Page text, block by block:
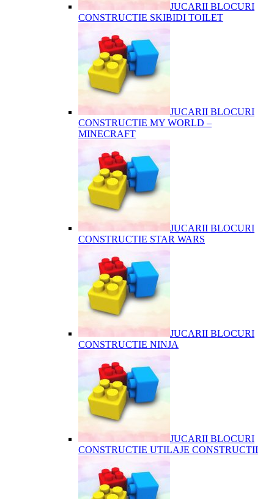
JUCARII BLOCURI
CONSTRUCTIE SKIBIDI TOILET
JUCARII BLOCURI
CONSTRUCTIE MY WORLD –
MINECRAFT
JUCARII BLOCURI
CONSTRUCTIE STAR WARS
JUCARII BLOCURI
CONSTRUCTIE NINJA
JUCARII BLOCURI
CONSTRUCTIE UTILAJE CONSTRUCTII